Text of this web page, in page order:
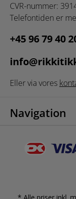
CVR-nummer:
Telefontiden er
+45 96 79 40
Eller via vores
Navigation